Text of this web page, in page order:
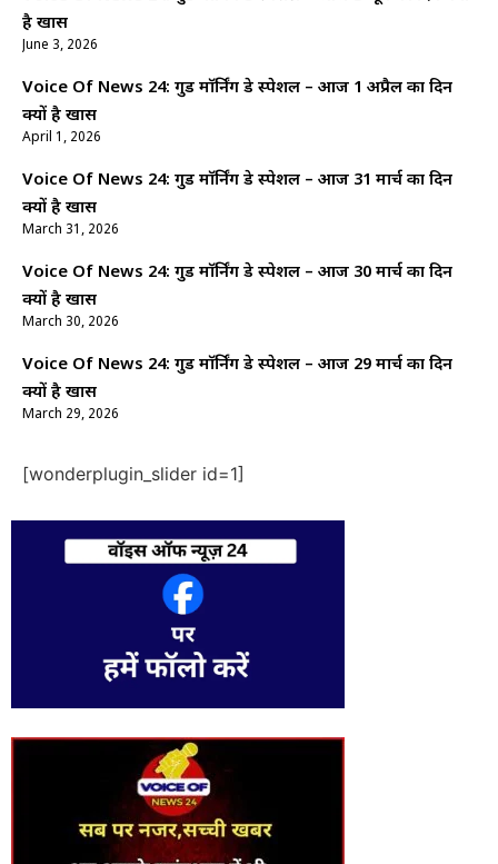
है खास
June 3, 2026
Voice Of News 24: गुड माॅर्निंग डे स्पेशल – आज 1 अप्रैल का दिन
क्यों है खास
April 1, 2026
Voice Of News 24: गुड माॅर्निंग डे स्पेशल – आज 31 मार्च का दिन
क्यों है खास
March 31, 2026
Voice Of News 24: गुड माॅर्निंग डे स्पेशल – आज 30 मार्च का दिन
क्यों है खास
March 30, 2026
Voice Of News 24: गुड माॅर्निंग डे स्पेशल – आज 29 मार्च का दिन
क्यों है खास
March 29, 2026
[wonderplugin_slider id=1]